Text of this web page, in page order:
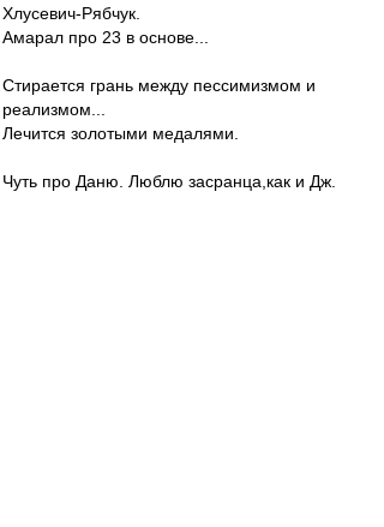
Хлусевич-Рябчук.
Амарал про 23 в основе...
Стирается грань между пессимизмом и
реализмом...
Лечится золотыми медалями.
Чуть про Даню. Люблю засранца,как и Дж.